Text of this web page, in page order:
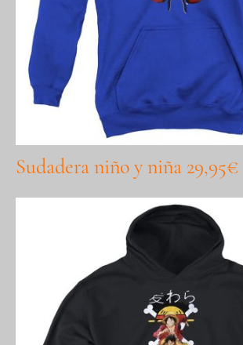
Sudadera niño y niña 29,95€